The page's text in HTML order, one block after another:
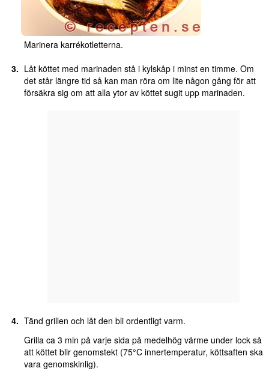
Marinera karrékotletterna.
Låt köttet med marinaden stå i kylskåp i minst en timme. Om
det står längre tid så kan man röra om lite någon gång för att
försäkra sig om att alla ytor av köttet sugit upp marinaden.
Tänd grillen och låt den bli ordentligt varm.
Grilla ca 3 min på varje sida på medelhög värme under lock så
att köttet blir genomstekt (75°C innertemperatur, köttsaften ska
vara genomskinlig).